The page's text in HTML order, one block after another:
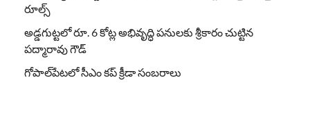
రూల్స్
అడ్డగుట్టలో రూ. 6 కోట్ల అభివృద్ధి పనులకు శ్రీకారం చుట్టిన
పద్మారావు గౌడ్
గోపాల్‌పేటలో సీఎం కప్ క్రీడా సంబరాలు